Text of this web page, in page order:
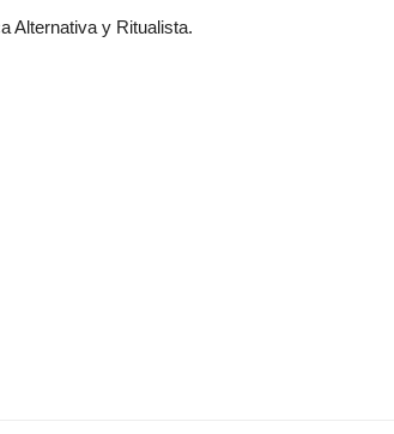
Alternativa y Ritualista.